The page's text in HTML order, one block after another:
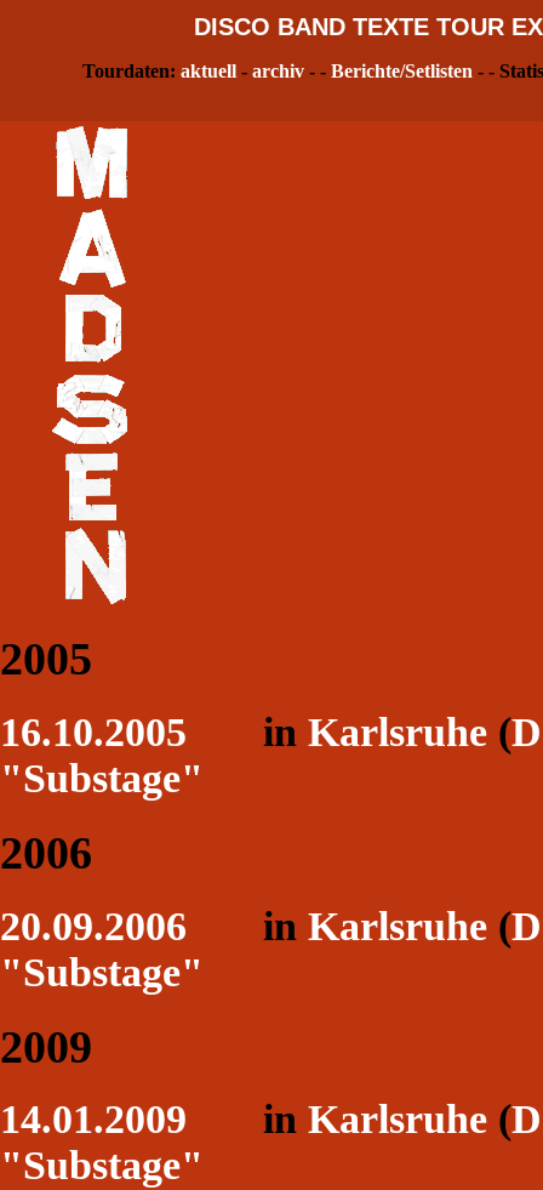
DISCO BAND TEXTE TOUR
Tourdaten: aktuell- archiv- - Berichte/Setlisten - -
2005
16.10.2005 in Karlsruhe (
"Substage"
2006
20.09.2006 in Karlsruhe (
"Substage"
2009
14.01.2009 in Karlsruhe (
"Substage"